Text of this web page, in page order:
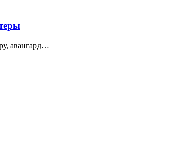
авангард…